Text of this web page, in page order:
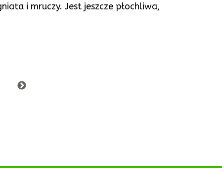
i mruczy. Jest jeszcze płochliwa,